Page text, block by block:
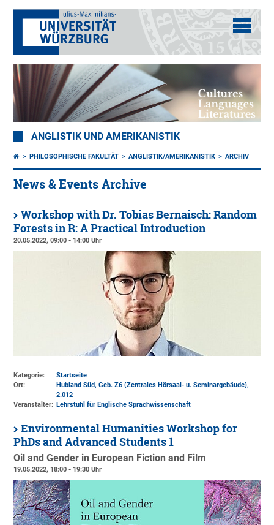
ANGLISTIK UND AMERIKANISTIK
PHILOSOPHISCHE FAKULTÄT ANGLISTIK/AMERIKANISTIK ARCHIV
News & Events Archive
Workshop with Dr. Tobias Bernaisch: Random
Forests in R: A Practical Introduction
20.05.2022, 09:00 - 14:00 Uhr
Kategorie:
Startseite
Ort:
Hubland Süd, Geb. Z6 (Zentrales Hörsaal- u. Seminargebäude),
2.012
Veranstalter: Lehrstuhl für Englische Sprachwissenschaft
Environmental Humanities Workshop for
PhDs and Advanced Students 1
Oil and Gender in European Fiction and Film
19.05.2022, 18:00 - 19:30 Uhr